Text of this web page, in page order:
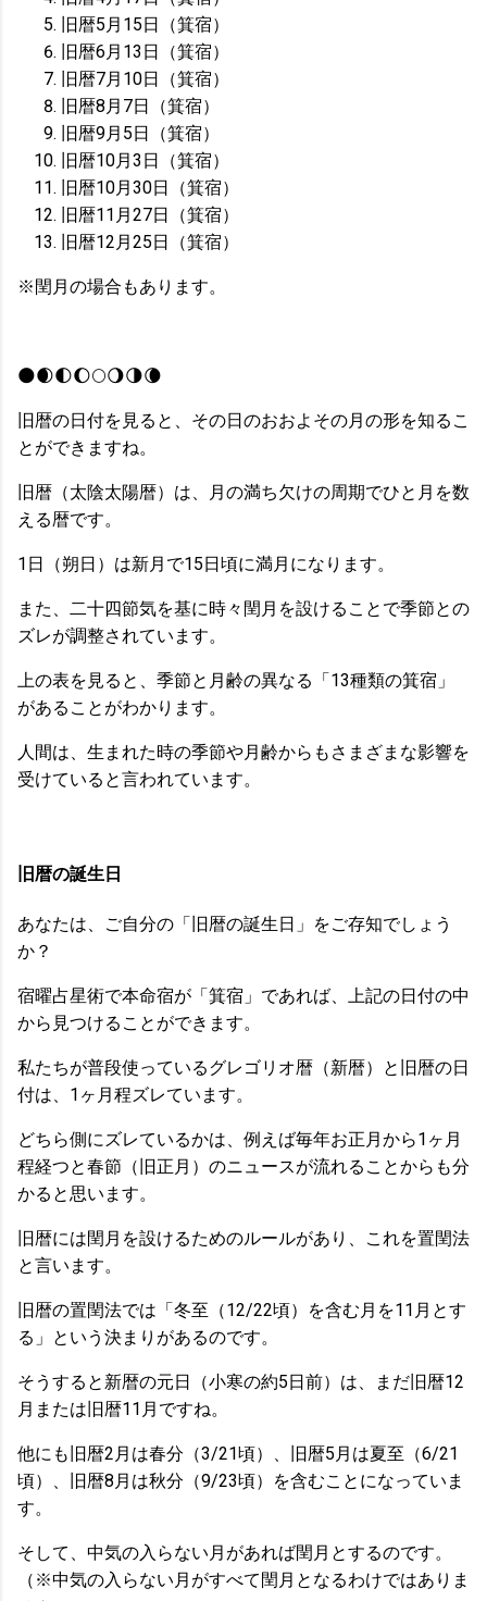
旧暦5月15日（箕宿）
旧暦6月13日（箕宿）
旧暦7月10日（箕宿）
旧暦8月7日（箕宿）
旧暦9月5日（箕宿）
旧暦10月3日（箕宿）
旧暦10月30日（箕宿）
旧暦11月27日（箕宿）
旧暦12月25日（箕宿）
※閏月の場合もあります。
🌑🌒🌓🌔🌕🌖🌗🌘
旧暦の日付を見ると、その日のおおよその月の形を知るこ
とができますね。
旧暦（太陰太陽暦）は、月の満ち欠けの周期でひと月を数
える暦です。
1日（朔日）は新月で15日頃に満月になります。
また、二十四節気を基に時々閏月を設けることで季節との
ズレが調整されています。
上の表を見ると、季節と月齢の異なる「13種類の箕宿」
があることがわかります。
人間は、生まれた時の季節や月齢からもさまざまな影響を
受けていると言われています。
旧暦の誕生日
あなたは、ご自分の「旧暦の誕生日」をご存知でしょう
か？
宿曜占星術で本命宿が「箕宿」であれば、上記の日付の中
から見つけることができます。
私たちが普段使っているグレゴリオ暦（新暦）と旧暦の日
付は、1ヶ月程ズレています。
どちら側にズレているかは、例えば毎年お正月から1ヶ月
程経つと春節（旧正月）のニュースが流れることからも分
かると思います。
旧暦には閏月を設けるためのルールがあり、これを置閏法
と言います。
旧暦の置閏法では「冬至（12/22頃）を含む月を11月とす
る」という決まりがあるのです。
そうすると新暦の元日（小寒の約5日前）は、まだ旧暦12
月または旧暦11月ですね。
他にも旧暦2月は春分（3/21頃）、旧暦5月は夏至（6/21
頃）、旧暦8月は秋分（9/23頃）を含むことになっていま
す。
そして、中気の入らない月があれば閏月とするのです。
（※中気の入らない月がすべて閏月となるわけではありま